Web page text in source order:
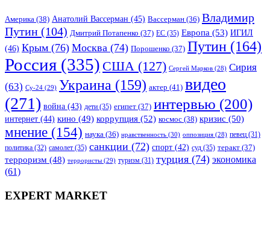
Америка (38) Анатолий Вассерман (45) Вассерман (36) Владимир
Путин (104) Дмитрий Потапенко (37) ЕС (35) Европа (53) ИГИЛ
(46) Крым (76) Москва (74) Порошенко (37) Путин (164)
Россия (335) США (127) Сергей Марков (28) Сирия
(63) Су-24 (29) Украина (159) актер (41) видео
(271) война (43) дети (35) египет (37) интервью (200)
интернет (44) кино (49) коррупция (52) космос (38) кризис (50)
мнение (154) наука (36) нравственность (30) оппозиция (28) певец (31)
политика (32) самолет (35) санкции (72) спорт (42) суд (35) теракт (37)
терроризм (48) террористы (29) туризм (31) турция (74) экономика
(61)
EXPERT MARKET